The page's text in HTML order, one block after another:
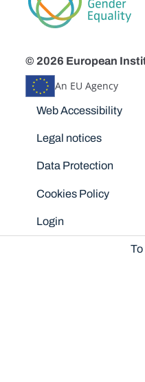
© 2026 European
An EU Agency
Disclaimers
Web Accessibility
Legal notices
Data Protection
Cookies Policy
Login
To